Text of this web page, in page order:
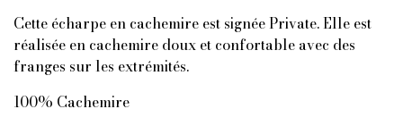
Cette écharpe en cachemire est signée Private. Elle est
réalisée en cachemire doux et confortable avec des
franges sur les extrémités.
100% Cachemire